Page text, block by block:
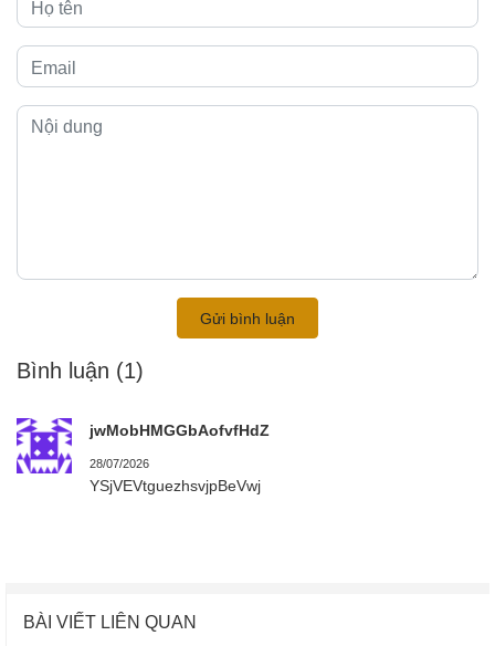
Gửi bình luận
Bình luận (1)
jwMobHMGGbAofvfHdZ
28/07/2026
YSjVEVtguezhsvjpBeVwj
BÀI VIẾT LIÊN QUAN